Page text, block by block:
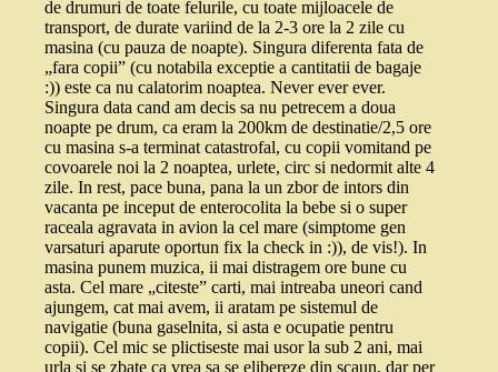
de drumuri de toate felurile, cu toate mijloacele de
transport, de durate variind de la 2-3 ore la 2 zile cu
masina (cu pauza de noapte). Singura diferenta fata de
„fara copii” (cu notabila exceptie a cantitatii de bagaje
:)) este ca nu calatorim noaptea. Never ever ever.
Singura data cand am decis sa nu petrecem a doua
noapte pe drum, ca eram la 200km de destinatie/2,5 ore
cu masina s-a terminat catastrofal, cu copii vomitand pe
covoarele noi la 2 noaptea, urlete, circ si nedormit alte 4
zile. In rest, pace buna, pana la un zbor de intors din
vacanta pe inceput de enterocolita la bebe si o super
raceala agravata in avion la cel mare (simptome gen
varsaturi aparute oportun fix la check in :)), de vis!). In
masina punem muzica, ii mai distragem ore bune cu
asta. Cel mare „citeste” carti, mai intreaba uneori cand
ajungem, cat mai avem, ii aratam pe sistemul de
navigatie (buna gaselnita, si asta e ocupatie pentru
copii). Cel mic se plictiseste mai usor la sub 2 ani, mai
urla si se zbate ca vrea sa se elibereze din scaun, dar per